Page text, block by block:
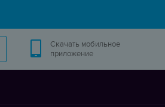
Скачать мобильное
приложение